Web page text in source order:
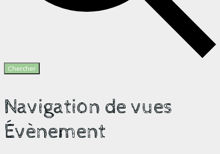
Chercher
Navigation de vues
Évènement